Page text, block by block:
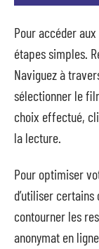
Pour accéder
étapes simples.
Naviguez à
sélectionner le
choix effectué,
la lecture.
Pour optimiser
d’utiliser certains
contourner les
anonymat en